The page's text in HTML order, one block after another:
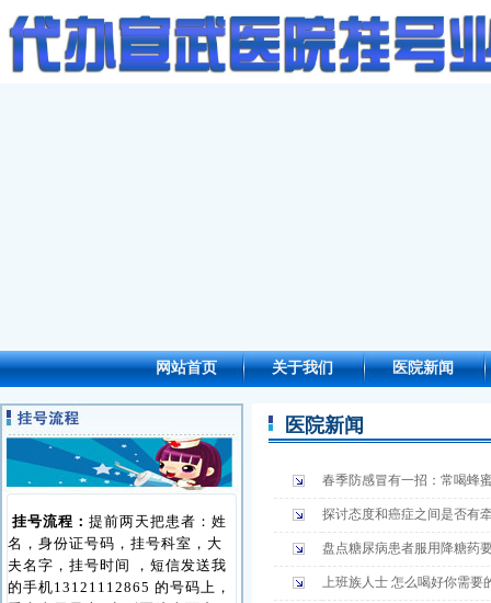
网站首页 关于我们 医院新闻
挂号流程：提前两天把患者：姓
名，身份证号码，挂号科室，大
夫名字，挂号时间 ，短信发送我
的手机13121112865 的号码上，
医院新闻
春季防感冒有一招：常喝蜂
探讨态度和癌症之间是否有
盘点糖尿病患者服用降糖药
上班族人士 怎么喝好你需要